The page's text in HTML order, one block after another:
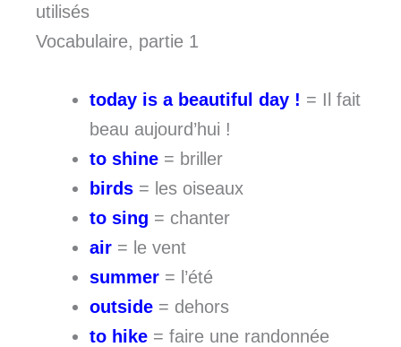
utilisés
Vocabulaire, partie 1
today is a beautiful day ! = Il fait
beau aujourd’hui !
to shine = briller
birds = les oiseaux
to sing = chanter
air = le vent
summer = l’été
outside = dehors
to hike = faire une randonnée